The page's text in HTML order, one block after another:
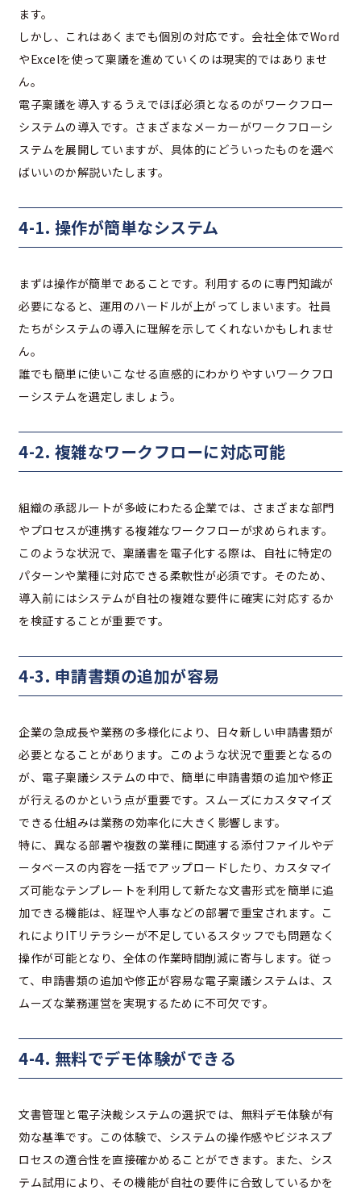
ます。
しかし、これはあくまでも個別の対応です。会社全体でWord
やExcelを使って稟議を進めていくのは現実的ではありませ
ん。
電子稟議を導入するうえでほぼ必須となるのがワークフロー
システムの導入です。さまざまなメーカーがワークフローシ
ステムを展開していますが、具体的にどういったものを選べ
ばいいのか解説いたします。
4-1. 操作が簡単なシステム
まずは操作が簡単であることです。利用するのに専門知識が
必要になると、運用のハードルが上がってしまいます。社員
たちがシステムの導入に理解を示してくれないかもしれませ
ん。
誰でも簡単に使いこなせる直感的にわかりやすいワークフロ
ーシステムを選定しましょう。
4-2. 複雑なワークフローに対応可能
組織の承認ルートが多岐にわたる企業では、さまざまな部門
やプロセスが連携する複雑なワークフローが求められます。
このような状況で、稟議書を電子化する際は、自社に特定の
パターンや業種に対応できる柔軟性が必須です。そのため、
導入前にはシステムが自社の複雑な要件に確実に対応するか
を検証することが重要です。
4-3. 申請書類の追加が容易
企業の急成長や業務の多様化により、日々新しい申請書類が
必要となることがあります。このような状況で重要となるの
が、電子稟議システムの中で、簡単に申請書類の追加や修正
が行えるのかという点が重要です。スムーズにカスタマイズ
できる仕組みは業務の効率化に大きく影響します。
特に、異なる部署や複数の業種に関連する添付ファイルやデ
ータベースの内容を一括でアップロードしたり、カスタマイ
ズ可能なテンプレートを利用して新たな文書形式を簡単に追
加できる機能は、経理や人事などの部署で重宝されます。こ
れによりITリテラシーが不足しているスタッフでも問題なく
操作が可能となり、全体の作業時間削減に寄与します。従っ
て、申請書類の追加や修正が容易な電子稟議システムは、ス
ムーズな業務運営を実現するために不可欠です。
4-4. 無料でデモ体験ができる
文書管理と電子決裁システムの選択では、無料デモ体験が有
効な基準です。この体験で、システムの操作感やビジネスプ
ロセスの適合性を直接確かめることができます。また、シス
テム試用により、その機能が自社の要件に合致しているかを